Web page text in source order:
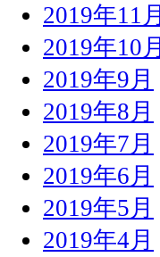
2019年11月
2019年10月
2019年9月
2019年8月
2019年7月
2019年6月
2019年5月
2019年4月